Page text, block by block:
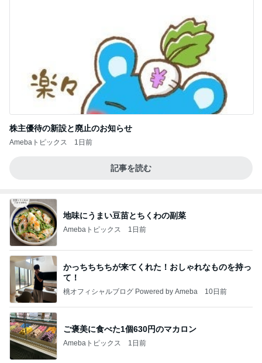
株主優待の新設と廃止のお知らせ
Amebaトピックス 1日前
記事を読む
地味にうまい豆苗とちくわの副菜
Amebaトピックス 1日前
かっちちちちが来てくれた！おしゃれなものを持っ
て！
桃オフィシャルブログ Powered by Ameba 10日前
ご褒美に食べた1個630円のマカロン
Amebaトピックス 1日前